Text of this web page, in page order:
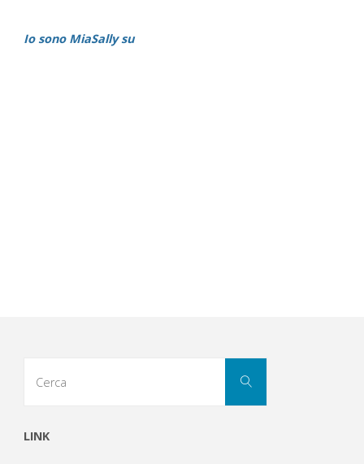
Io sono MiaSally su
Cerca
LINK